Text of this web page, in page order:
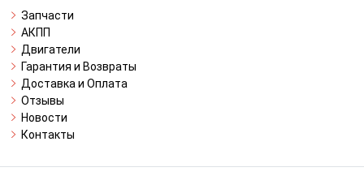
Запчасти
АКПП
Двигатели
Гарантия и Возвраты
Доставка и Оплата
Отзывы
Новости
Контакты